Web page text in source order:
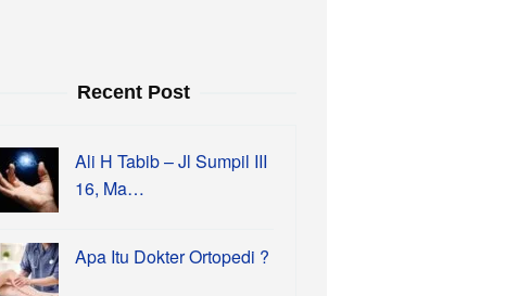
Recent Post
Ali H Tabib – Jl Sumpil III
16, Ma…
Apa Itu Dokter Ortopedi ?